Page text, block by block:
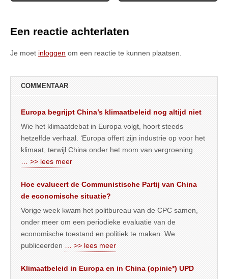
Een reactie achterlaten
Je moet inloggen om een reactie te kunnen plaatsen.
COMMENTAAR
Europa begrijpt China’s klimaatbeleid nog altijd niet
Wie het klimaatdebat in Europa volgt, hoort steeds
hetzelfde verhaal. ‘Europa offert zijn industrie op voor het
klimaat, terwijl China onder het mom van vergroening
… >> lees meer
Hoe evalueert de Communistische Partij van China
de economische situatie?
Vorige week kwam het politbureau van de CPC samen,
onder meer om een periodieke evaluatie van de
economische toestand en politiek te maken. We
publiceerden
… >> lees meer
Klimaatbeleid in Europa en in China (opinie*) UPD